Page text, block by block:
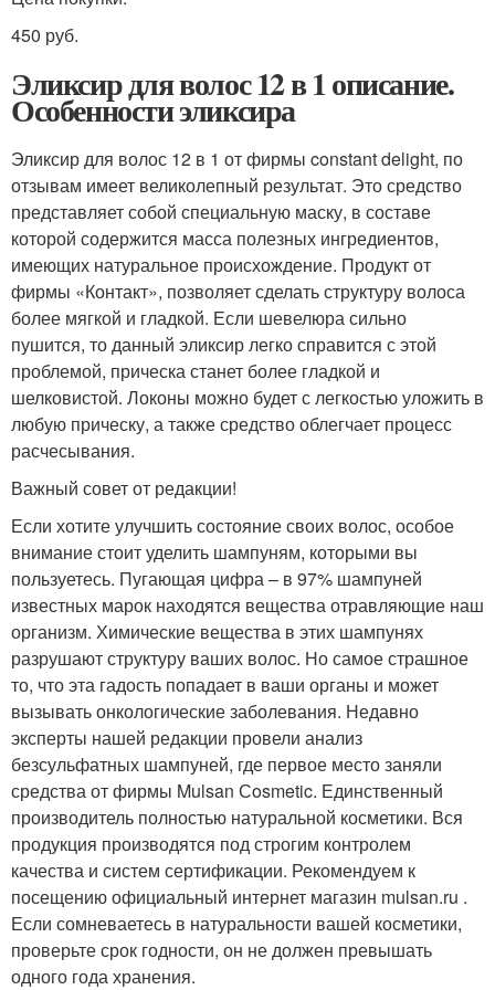
450 руб.
Эликсир для волос 12 в 1 описание.
Особенности эликсира
Эликсир для волос 12 в 1 от фирмы constant delight, по
отзывам имеет великолепный результат. Это средство
представляет собой специальную маску, в составе
которой содержится масса полезных ингредиентов,
имеющих натуральное происхождение. Продукт от
фирмы «Контакт», позволяет сделать структуру волоса
более мягкой и гладкой. Если шевелюра сильно
пушится, то данный эликсир легко справится с этой
проблемой, прическа станет более гладкой и
шелковистой. Локоны можно будет с легкостью уложить в
любую прическу, а также средство облегчает процесс
расчесывания.
Важный совет от редакции!
Если хотите улучшить состояние своих волос, особое
внимание стоит уделить шампуням, которыми вы
пользуетесь. Пугающая цифра – в 97% шампуней
известных марок находятся вещества отравляющие наш
организм. Химические вещества в этих шампунях
разрушают структуру ваших волос. Но самое страшное
то, что эта гадость попадает в ваши органы и может
вызывать онкологические заболевания. Недавно
эксперты нашей редакции провели анализ
безсульфатных шампуней, где первое место заняли
средства от фирмы Mulsan Сosmetic. Единственный
производитель полностью натуральной косметики. Вся
продукция производятся под строгим контролем
качества и систем сертификации. Рекомендуем к
посещению официальный интернет магазин mulsan.ru .
Если сомневаетесь в натуральности вашей косметики,
проверьте срок годности, он не должен превышать
одного года хранения.